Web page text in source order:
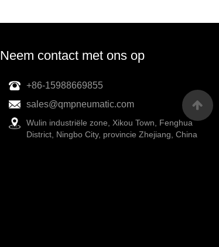
Neem contact met ons op
+86-15988669855
sales@qmpneumatic.com
Wulin industriële zone, Xikou Town, Fenghua
District, Ningbo City, provincie Zhejiang, China